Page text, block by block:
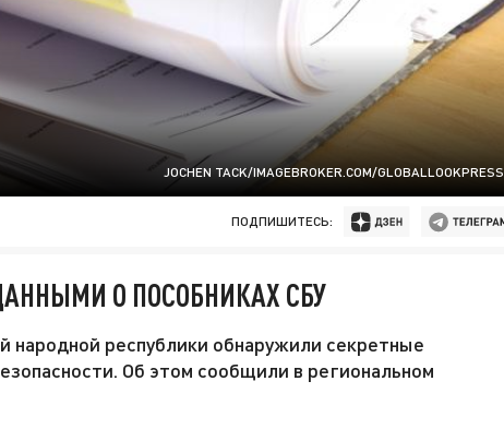
JOCHEN TACK/IMAGEBROKER.COM/GLOBALLOOKPRESS
ПОДПИШИТЕСЬ:
О ПОСОБНИКАХ СБУ
народной республики обнаружили секретные
Об этом сообщили в региональном